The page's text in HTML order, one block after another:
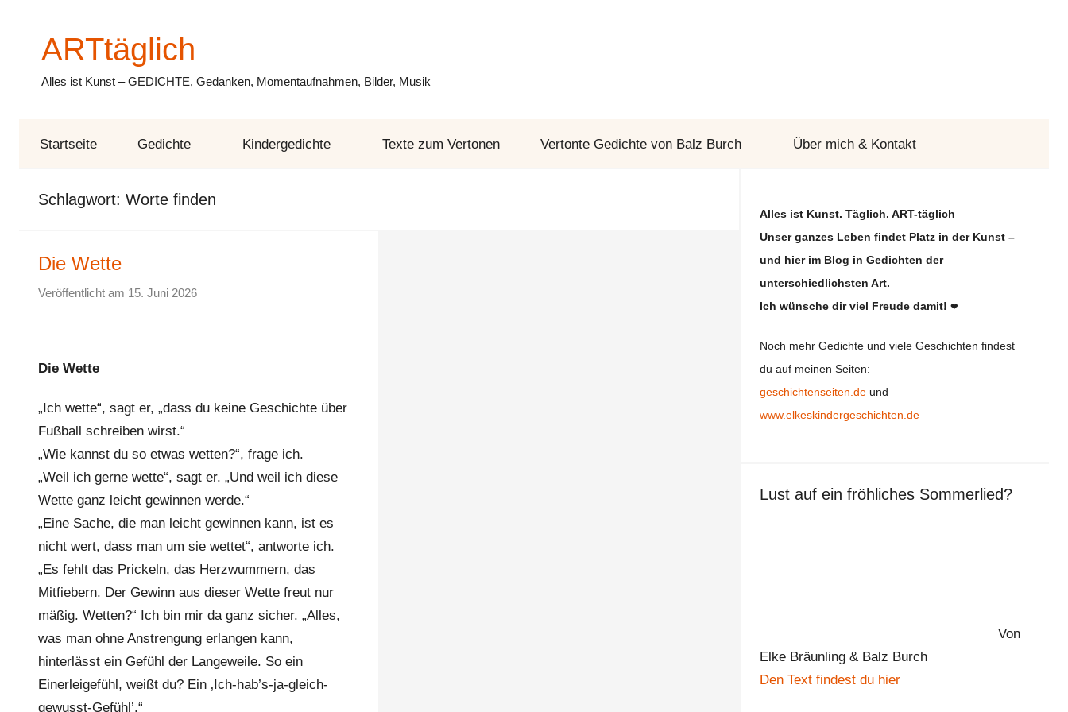
Inhalt
springen
ARTtäglich
Alles ist Kunst – GEDICHTE, Gedanken, Momentaufnahmen, Bilder, Musik
Startseite Gedichte Kindergedichte Texte zum Vertonen Vertonte Gedichte von Balz Burch Über mich & Kontakt
Schlagwort: Worte finden
Die Wette
Veröffentlicht am 15. Juni 2026
e
Die Wette
„Ich wette“, sagt er, „dass du keine Geschichte über
Fußball schreiben wirst.“
„Wie kannst du so etwas wetten?“, frage ich.
„Weil ich gerne wette“, sagt er. „Und weil ich diese
Wette ganz leicht gewinnen werde.“
„Eine Sache, die man leicht gewinnen kann, ist es
nicht wert, dass man um sie wettet“, antworte ich.
„Es fehlt das Prickeln, das Herzwummern, das
Mitfiebern. Der Gewinn aus dieser Wette freut nur
mäßig. Wetten?“ Ich bin mir da ganz sicher. „Alles,
was man ohne Anstrengung erlangen kann,
hinterlässt ein Gefühl der Langeweile. So ein
Einerleigefühl, weißt du? Ein ‚Ich-hab’s-ja-gleich-
gewusst-Gefühl’.“
Alles ist Kunst. Täglich. ART-täglich
Unser ganzes Leben findet Platz in der Kunst –
und hier im Blog in Gedichten der
unterschiedlichsten Art.
Ich wünsche dir viel Freude damit! ❤
Noch mehr Gedichte und viele Geschichten findest
du auf meinen Seiten:
geschichtenseiten.deund
www.elkeskindergeschichten.de
Lust auf ein fröhliches Sommerlied?
Von
Elke Bräunling & Balz Burch
Den Text findest du hier